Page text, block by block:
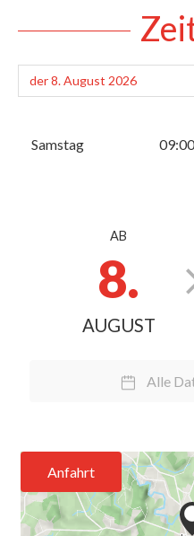
Samstag
AB
8.
AUGUST
Alle
Anfahrt